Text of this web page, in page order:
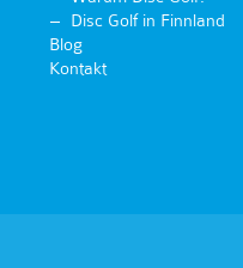
Disc Golf in Finnland
Blog
Kontakt